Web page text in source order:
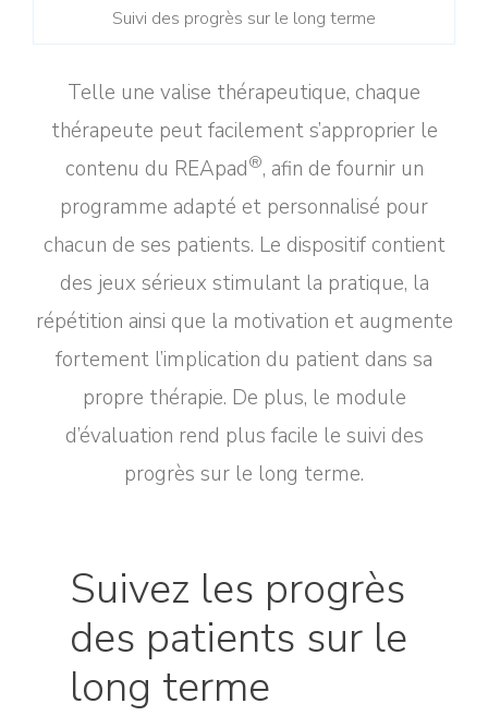
Suivi des progrès sur le long terme
Telle une valise thérapeutique, chaque
thérapeute peut facilement s’approprier le
contenu du REApad®, afin de fournir un
programme adapté et personnalisé pour
chacun de ses patients. Le dispositif contient
des jeux sérieux stimulant la pratique, la
répétition ainsi que la motivation et augmente
fortement l’implication du patient dans sa
propre thérapie. De plus, le module
d’évaluation rend plus facile le suivi des
progrès sur le long terme.
Suivez les progrès
des patients sur le
long terme